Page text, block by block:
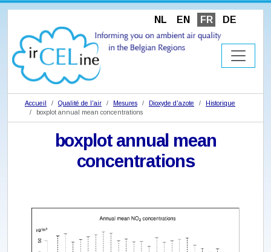
NL EN FR DE
Accueil Qualité de l'air Mesures Dioxyde d'azote
Historique
boxplot annual mean concentrations
boxplot annual mean
concentrations